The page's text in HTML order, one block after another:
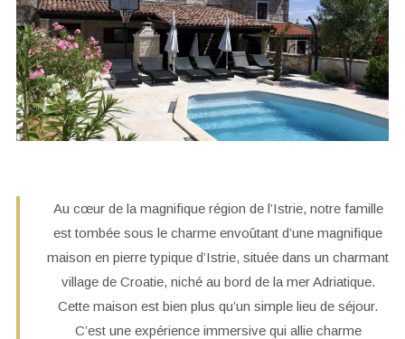
Au cœur de la magnifique région de l’Istrie, notre famille
est tombée sous le charme envoûtant d’une magnifique
maison en pierre typique d’Istrie, située dans un charmant
village de Croatie, niché au bord de la mer Adriatique.
Cette maison est bien plus qu’un simple lieu de séjour.
C’est une expérience immersive qui allie charme